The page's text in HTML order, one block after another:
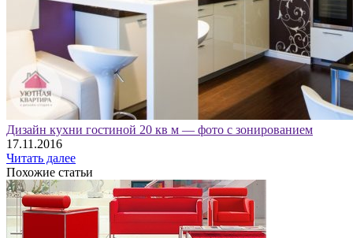
Дизайн кухни гостиной 20 кв м — фото с зонированием
17.11.2016
Читать далее
Похожие статьи